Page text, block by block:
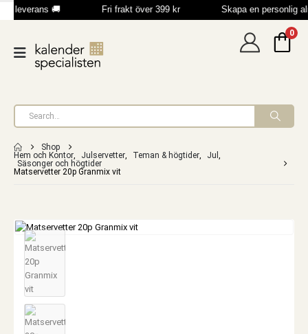
leverans 🚚 Fri frakt över 399 kr Skapa en personlig
0
Shop
Hem och Kontor, Julservetter, Teman & högtider, Jul ,
Säsonger och högtider
Matservetter 20p Granmix vit